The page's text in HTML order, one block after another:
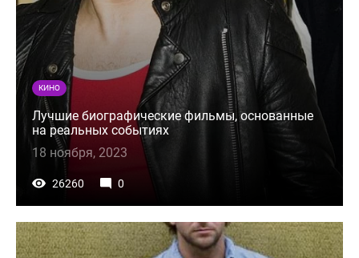
КИНО
Лучшие биографические фильмы, основанные
на реальных событиях
18 ноября, 2023
26260 0